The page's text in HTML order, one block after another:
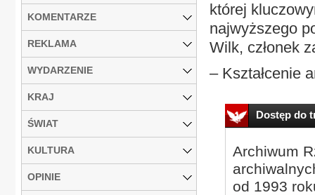
której
najwyższego
Wilk, członek
– Kształcenie
Dostęp do
Archiwum
od 1993
KOMENTARZE
REKLAMA
WYDARZENIE
KRAJ
ŚWIAT
KULTURA
OPINIE